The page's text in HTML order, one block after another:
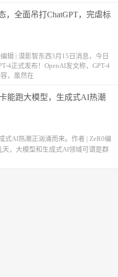
，全面吊打ChatGPT，完虐标
辑 | 漠影智东西3月15日消息，今日
4正式发布！OpenAI发文称，GPT-4
，虽然在
能跑大模型，生成式AI热潮
AI热潮正汹涌而来。作者 | ZeR0编
，大模型和生成式AI领域可谓是群